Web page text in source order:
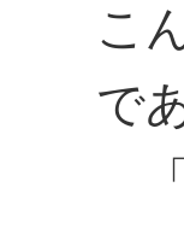
こ
で
「